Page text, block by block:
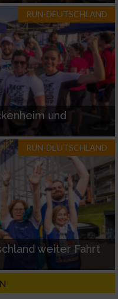
RUN-DEUTSCHLAND
und
RUN-DEUTSCHLAND
weiter Fahrt